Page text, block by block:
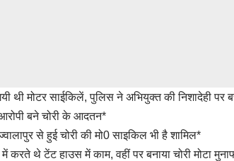
थी मोटर साईकिलें, पुलिस ने अभियुक्त की निशादेही पर
बने चोरी के आदतन*
से हुई चोरी की मो0 साइकिल भी है शामिल*
करते थे टेंट हाउस में काम, वहीं पर बनाया चोरी मोटा